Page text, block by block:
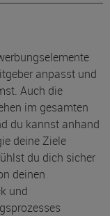
anpasst und
Auch die
im gesamten
du kannst anhand
deine Ziele
du dich sicher
deinen
und